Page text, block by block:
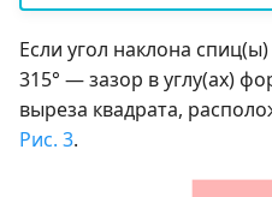
Если угол наклона спиц(ы)
315° — зазор в углу(ах)
выреза квадрата,
Рис. 3.